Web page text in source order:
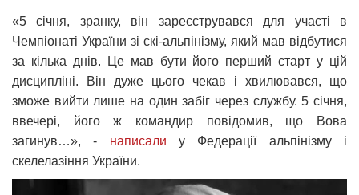
«5 січня, зранку, він зареєструвався для участі в
Чемпіонаті України зі скі-альпінізму, який мав відбутися
за кілька днів. Це мав бути його перший старт у цій
дисципліні. Він дуже цього чекав і хвилювався, що
зможе вийти лише на один забіг через службу. 5 січня,
ввечері, його ж командир повідомив, що Вова
загинув…», - написалиу Федерації альпінізму і
скелелазіння України.